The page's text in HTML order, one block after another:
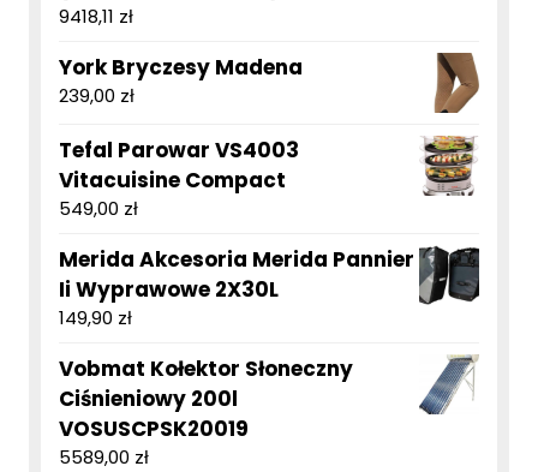
9418,11 zł
York Bryczesy Madena
239,00 zł
Tefal Parowar VS4003
Vitacuisine Compact
549,00 zł
Merida Akcesoria Merida Pannier
Ii Wyprawowe 2X30L
149,90 zł
Vobmat Kołektor Słoneczny
Ciśnieniowy 200l
VOSUSCPSK20019
5589,00 zł